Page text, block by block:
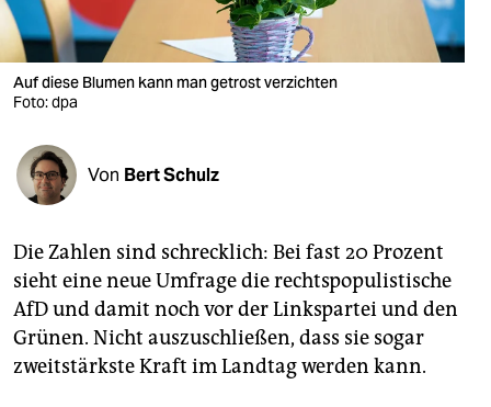
verlag
verlag
shop
fragen & hilfe
unterstützen
abo
genossenschaft
epaper login
Auf diese Blumen kann man getrost verzichten
Foto: dpa
Von Bert Schulz
Die Zahlen sind schrecklich: Bei fast 20 Prozent
sieht eine neue Umfrage die rechtspopulistische
AfD und damit noch vor der Linkspartei und den
Grünen. Nicht auszuschließen, dass sie sogar
zweitstärkste Kraft im Landtag werden kann.